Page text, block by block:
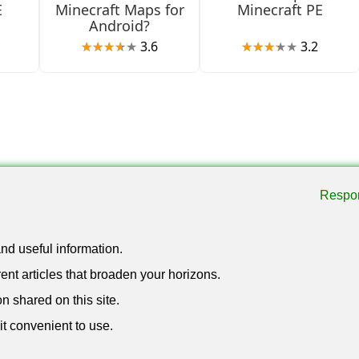
jugadores para empezar.
y dos modos de juego disponibles. Diseñado para sesiones
con dos participantes.
las partidas variadas a lo largo de múltiples sesiones.
con mecánicas de supervivencia. Los jugadores comienzan
Minecraft Maps for
Android?
3.6
Minecraft PE
3.2
useful information.
articles that broaden your horizons.
shared on this site.
convenient to use.